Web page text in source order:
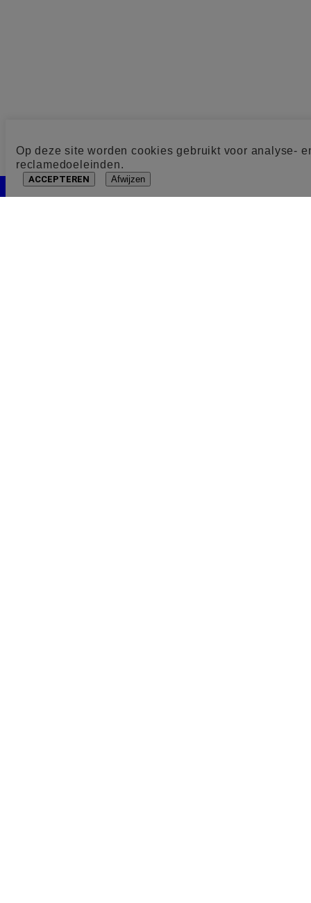
Op deze site worden cookies gebruikt voor analyse-
reclamedoeleinden.
ACCEPTEREN Afwijzen
Cookie toestemming